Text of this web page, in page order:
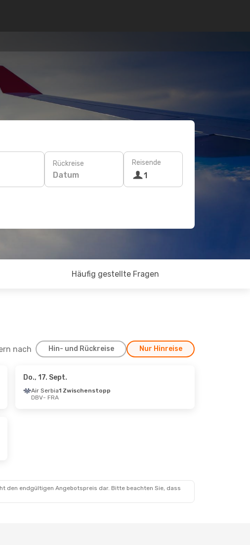
Rückreise
Datum
Reisende
1
Häufig gestellte Fragen
nach Hin- und Rückreise Nur Hinreise
Do., 17. Sept.
Air Serbia1 Zwischenstopp
DBV- FRA
den endgültigen Angebotspreis dar. Bitte beachten Sie, dass